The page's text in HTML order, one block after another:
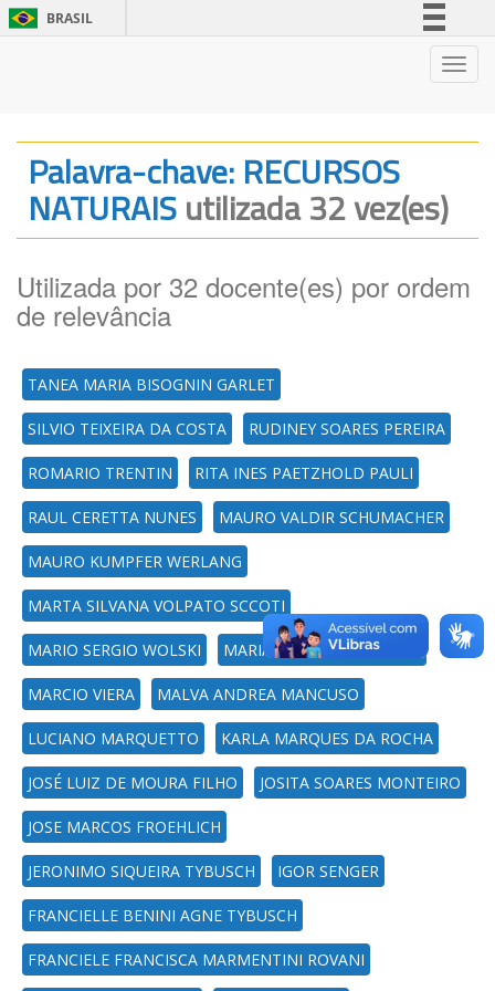
BRASIL
Legislação
Canais
Palavra-chave: RECURSOS
NATURAISutilizada 32 vez(es)
Utilizada por 32 docente(es) por ordem
de relevância
TANEA MARIA BISOGNIN GARLET
SILVIO TEIXEIRA DA COSTA RUDINEY SOARES PEREIRA
ROMARIO TRENTIN RITA INES PAETZHOLD PAULI
RAUL CERETTA NUNES MAURO VALDIR SCHUMACHER
MAURO KUMPFER WERLANG
MARTA SILVANA VOLPATO SCCOTI
MARIO SERGIO WOLSKI MARIANA BENDER GOMES
MARCIO VIERA MALVA ANDREA MANCUSO
LUCIANO MARQUETTO KARLA MARQUES DA ROCHA
JOSÉ LUIZ DE MOURA FILHO JOSITA SOARES MONTEIRO
JOSE MARCOS FROEHLICH
JERONIMO SIQUEIRA TYBUSCH IGOR SENGER
FRANCIELLE BENINI AGNE TYBUSCH
FRANCIELE FRANCISCA MARMENTINI ROVANI